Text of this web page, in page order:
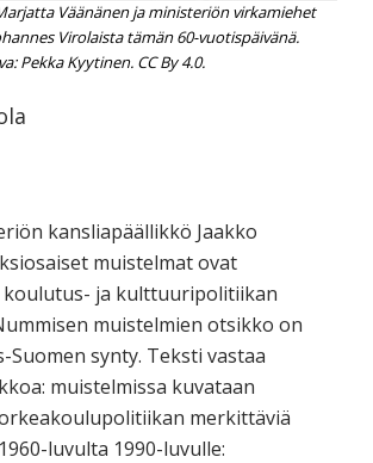
Väänänen ja ministeriön virkamiehet
Virolaista tämän 60-vuotispäivänä.
Pekka Kyytinen. CC By 4.0.
kansliapäällikkö Jaakko
muistelmat ovat
ja kulttuuripolitiikan
muistelmien otsikko on
Suomen synty. Teksti vastaa
muistelmissa kuvataan
merkittäviä
luvulta 1990-luvulle: